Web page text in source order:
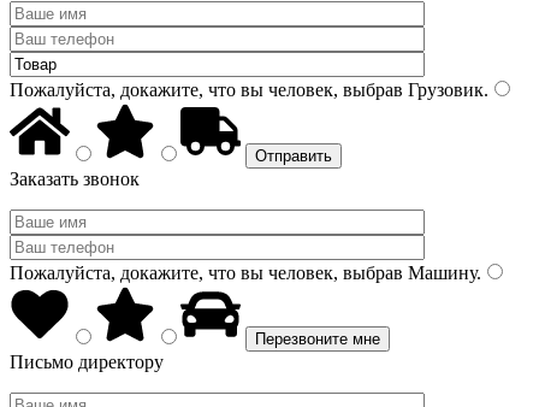
Пожалуйста, докажите, что вы человек, выбрав Грузовик.
Заказать звонок
Пожалуйста, докажите, что вы человек, выбрав Машину.
Письмо директору